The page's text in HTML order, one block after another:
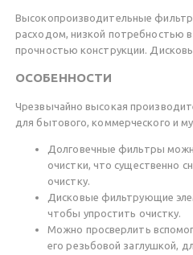
Высокопроизводительные
расходом, низкой потребностью
прочностью конструкции.
ОСОБЕННОСТИ
Чрезвычайно высокая
для бытового, коммерческого и
Долговечные фильтры
очистки, что существенно
очистку.
Дисковые фильтрующие
чтобы упростить очистку.
Можно просверлить
его резьбовой заглушкой,